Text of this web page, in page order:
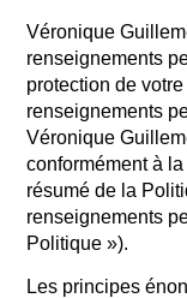
Véronique
renseignements
protection de
renseignements
Véronique
conformément à
résumé de la
renseignements
Politique »).
Les principes